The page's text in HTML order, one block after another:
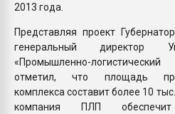
2013 года.
Представляя проект
генеральный директор
«Промышленно-
отметил, что площадь
комплекса составит более 10
компания ПЛП